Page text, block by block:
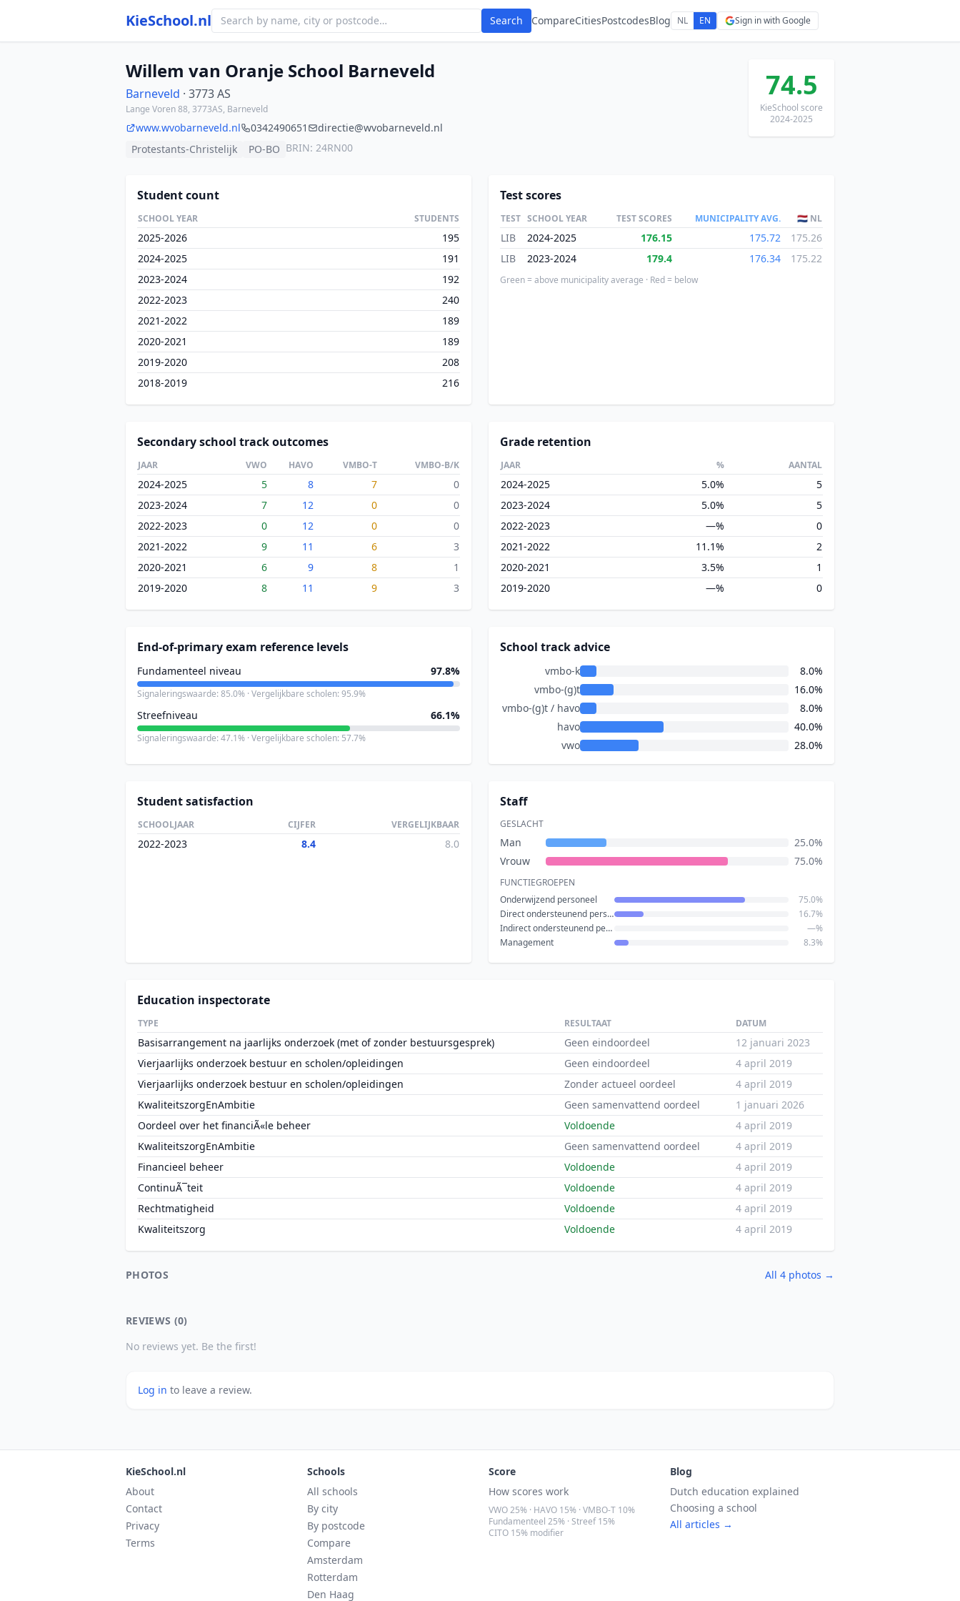
KieSchool.nl Search CompareCitiesPostcodesBlog NL EN Sign in with Google
Willem van Oranje School Barneveld
Barneveld · 3773 AS
Lange Voren 88, 3773AS, Barneveld
www.wvobarneveld.nl 0342490651
directie@wvobarneveld.nl
Protestants-Christelijk
PO-BO BRIN: 24RN00
74.5
KieSchool score
2024-2025
Student count
SCHOOL YEAR STUDENTS
2025-2026
195
2024-2025
191
2023-2024
192
2022-2023
240
2021-2022
189
2020-2021
189
2019-2020
208
2018-2019
216
Test scores
TEST SCHOOL YEAR TEST SCORES MUNICIPALITY AVG. 🇳🇱 NL
LIB 2024-2025 176.15 175.72
175.26
LIB
2023-2024 179.4 176.34 175.22
Green = above municipality average · Red = below
Secondary school track outcomes
JAAR VWO HAVO VMBO-T VMBO-B/K
2024-2025 5 8 7
0
2023-2024
7 12 0
0
2022-2023
0 12 0
0
2021-2022
9 11 6
3
2020-2021
6 9 8
1
2019-2020
8 11 9 3
Grade retention
JAAR % AANTAL
2024-2025 5.0%
5
2023-2024
5.0%
5
2022-2023
—%
0
2021-2022
11.1%
2
2020-2021
3.5%
1
2019-2020
—% 0
End-of-primary exam reference levels
Fundamenteel niveau 97.8%
Signaleringswaarde: 85.0% · Vergelijkbare scholen: 95.9%
Streefniveau 66.1%
Signaleringswaarde: 47.1% · Vergelijkbare scholen: 57.7%
School track advice
vmbo-k
8.0%
vmbo-(g)t
16.0%
vmbo-(g)t / havo
8.0%
havo
40.0%
vwo
28.0%
Student satisfaction
SCHOOLJAAR CIJFER VERGELIJKBAAR
2022-2023 8.4 8.0
Staff
GESLACHT
Man
25.0%
Vrouw
75.0%
FUNCTIEGROEPEN
Onderwijzend personeel
75.0%
Direct ondersteunend personeel
16.7%
Indirect ondersteunend personeel
—%
Management
8.3%
Education inspectorate
TYPE RESULTAAT DATUM
Basisarrangement na jaarlijks onderzoek (met of zonder bestuursgesprek) Geen eindoordeel
12 januari 2023
Vierjaarlijks onderzoek bestuur en scholen/opleidingen
Geen eindoordeel
4 april 2019
Vierjaarlijks onderzoek bestuur en scholen/opleidingen
Zonder actueel oordeel
4 april 2019
KwaliteitszorgEnAmbitie
Geen samenvattend oordeel
1 januari 2026
Oordeel over het financiÃ«le beheer
Voldoende
4 april 2019
KwaliteitszorgEnAmbitie
Geen samenvattend oordeel
4 april 2019
Financieel beheer
Voldoende
4 april 2019
ContinuÃ¯teit
Voldoende
4 april 2019
Rechtmatigheid
Voldoende
4 april 2019
Kwaliteitszorg
Voldoende 4 april 2019
PHOTOS All 4 photos →
REVIEWS (0)
No reviews yet. Be the first!
Log in to leave a review.
KieSchool.nl
About
Contact
Privacy
Terms
Schools
All schools
By city
By postcode
Compare
Amsterdam
Rotterdam
Den Haag
Score
How scores work
VWO 25% · HAVO 15% · VMBO-T 10%
Fundamenteel 25% · Streef 15%
CITO 15% modifier
Blog
Dutch education explained
Choosing a school
All articles →